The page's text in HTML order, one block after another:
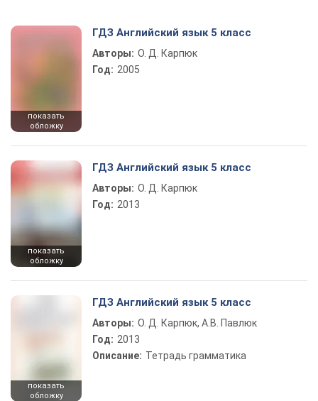
показать
обложку
ГДЗ Английский язык 5 класс
Авторы: О. Д. Карпюк
Год: 2005
показать
обложку
ГДЗ Английский язык 5 класс
Авторы: О. Д. Карпюк
Год: 2013
показать
обложку
ГДЗ Английский язык 5 класс
Авторы: О. Д. Карпюк, А.В. Павлюк
Год: 2013
Описание: Тетрадь грамматика